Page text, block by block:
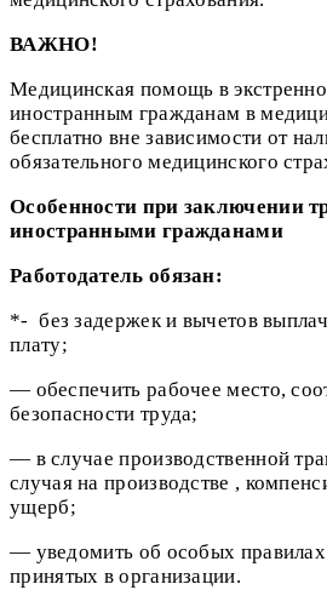
ВАЖНО!
Медицинская помощь в
иностранным гражданам в
бесплатно вне зависимости от
обязательного медицинского
Особенности при заключении
иностранными гражданами
Работодатель обязан:
*- без задержек и вычетов
плату;
— обеспечить рабочее место,
безопасности труда;
— в случае производственной
случая на производстве ,
ущерб;
— уведомить об особых правилах
принятых в организации.